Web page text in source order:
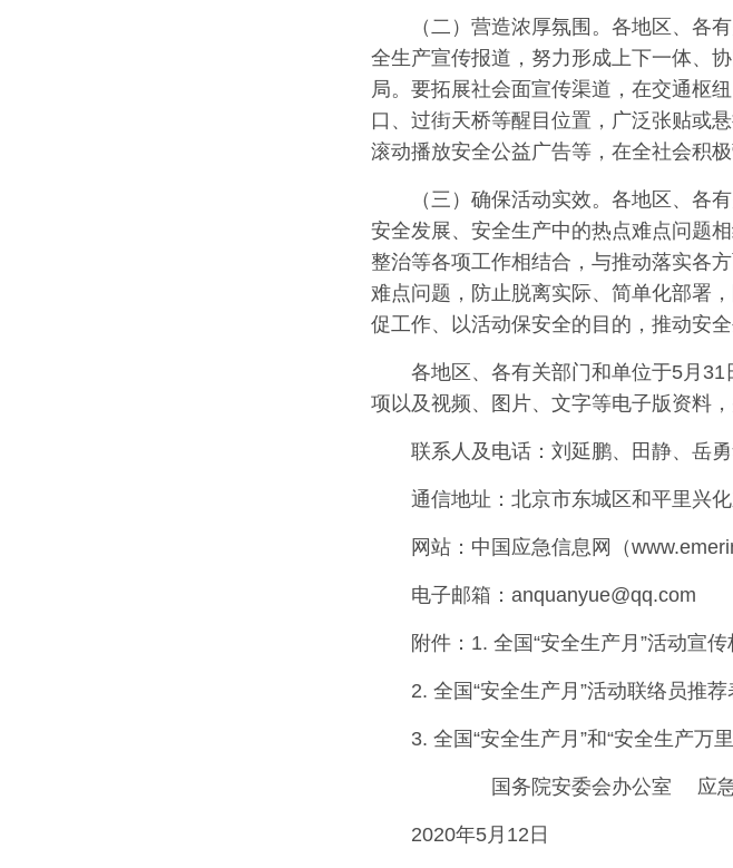
（二）营造浓厚氛围。各地区、各
全生产宣传报道，努力形成上下一体、
局。要拓展社会面宣传渠道，在交通枢
口、过街天桥等醒目位置，广泛张贴或
滚动播放安全公益广告等，在全社会积
（三）确保活动实效。各地区、各
安全发展、安全生产中的热点难点问题
整治等各项工作相结合，与推动落实各
难点问题，防止脱离实际、简单化部署
促工作、以活动保安全的目的，推动安
各地区、各有关部门和单位于5月
项以及视频、图片、文字等电子版资料
联系人及电话：刘延鹏、田静、岳
通信地址：北京市东城区和平里兴
网站：中国应急信息网（
电子邮箱：anquanyue@qq.com
附件：1. 全国“安全生产月”活动宣
2. 全国“安全生产月”活动联络员推
3. 全国“安全生产月”和“安全生产万
国务院安委会办公室 应急
2020年5月12日